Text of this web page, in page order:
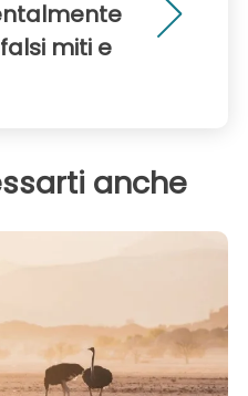
miti e
anche